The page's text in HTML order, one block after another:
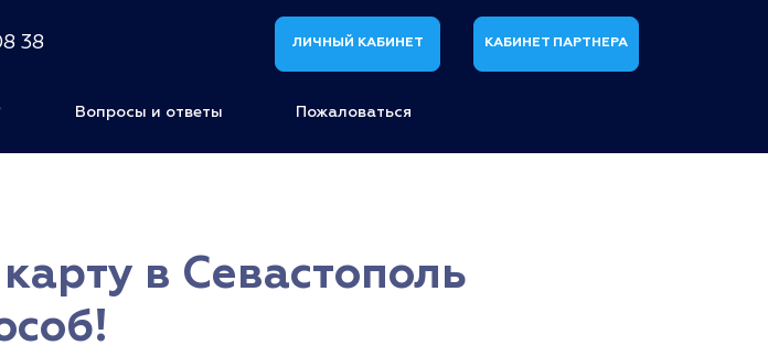
38 ЛИЧНЫЙ КАБИНЕТ КАБИНЕТ ПАРТНЕРА
Вопросы и ответы Пожаловаться
в Севастополь